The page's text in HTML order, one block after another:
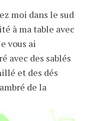
moi dans le sud
à ma table avec
vous ai
avec des sablés
et des dés
de la